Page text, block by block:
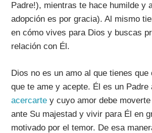
Padre!), mientras te hace humilde y
adopción es por gracia). Al mismo
en cómo vives para Dios y buscas
relación con Él.
Dios no es un amo al que tienes que
que te ame y acepte. Él es un Padre
acercarte y cuyo amor debe
ante Su majestad y vivir para Él en
motivado por el temor. De esa